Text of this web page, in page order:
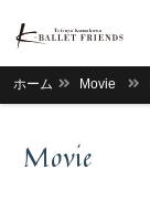
ホーム Movie
Movie